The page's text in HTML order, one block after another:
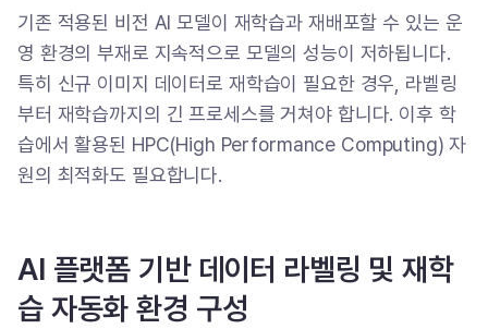
기존 적용된 비전 AI 모델이 재학습과 재배포할 수 있는 운
영 환경의 부재로 지속적으로 모델의 성능이 저하됩니다.
특히 신규 이미지 데이터로 재학습이 필요한 경우, 라벨링
부터 재학습까지의 긴 프로세스를 거쳐야 합니다. 이후 학
습에서 활용된 HPC(High Performance Computing) 자
원의 최적화도 필요합니다.
AI 플랫폼 기반 데이터 라벨링 및 재학
습 자동화 환경 구성